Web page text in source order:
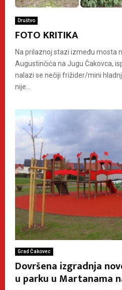
Društvo
FOTO KRITIKA
Na prilaznoj stazi između mosta
Augustinčića na Jugu Čakovca,
nalazi se nečiji frižider/mini
nije...
Grad Čakovec
Dovršena izgradnja
u parku u Martanama